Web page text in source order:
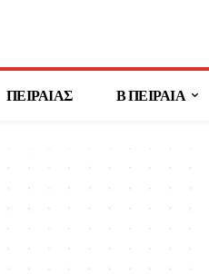
ΠΕΙΡΑΙΑΣ Β ΠΕΙΡΑΙΑ